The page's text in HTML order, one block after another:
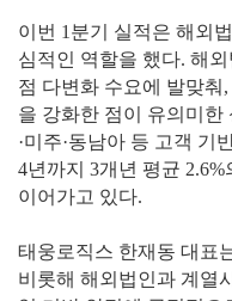
이번 1분기 실적은 해외
심적인 역할을 했다. 해
점 다변화 수요에 발맞춰
을 강화한 점이 유의미한
·미주·동남아 등 고객 기
4년까지 3개년 평균
이어가고 있다.
태웅로직스 한재동 대표
비롯해 해외법인과 계열